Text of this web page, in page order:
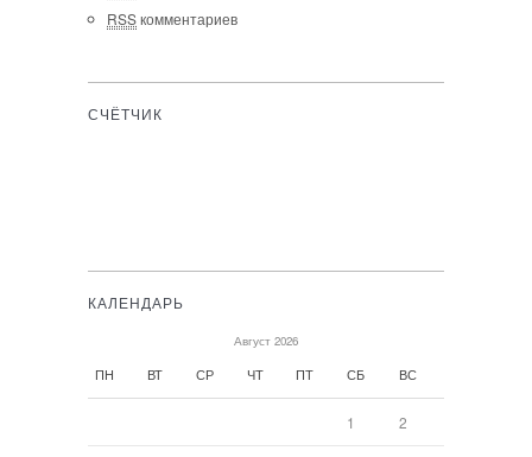
RSSкомментариев
СЧЁТЧИК
КАЛЕНДАРЬ
Август 2026
ПН ВТ СР ЧТ ПТ СБ ВС
1 2